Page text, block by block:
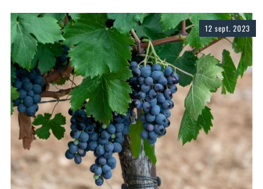
12 sept. 2023